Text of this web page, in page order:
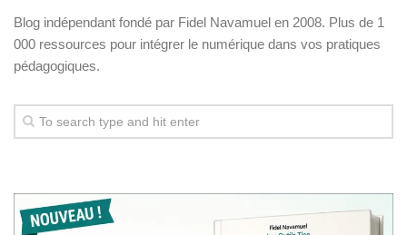
Blog indépendant fondé par Fidel Navamuel en 2008. Plus de 1
000 ressources pour intégrer le numérique dans vos pratiques
pédagogiques.